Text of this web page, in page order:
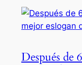
Después de